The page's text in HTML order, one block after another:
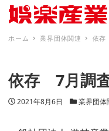
ホーム 業界団体関連 依
依存 7月調
投稿日
2021年8月6日 カテゴリー
業界団体